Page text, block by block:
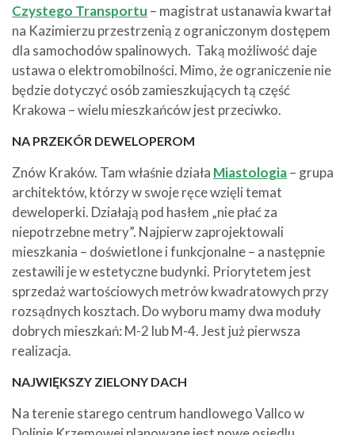
Czystego Transportu – magistrat ustanawia kwartał
na Kazimierzu przestrzenią z ograniczonym dostępem
dla samochodów spalinowych. Taką możliwość daje
ustawa o elektromobilności. Mimo, że ograniczenie nie
będzie dotyczyć osób zamieszkujących tą część
Krakowa – wielu mieszkańców jest przeciwko.
NA PRZEKÓR DEWELOPEROM
Znów Kraków. Tam właśnie działa Miastologia– grupa
architektów, którzy w swoje ręce wzięli temat
deweloperki. Działają pod hasłem „nie płać za
niepotrzebne metry”. Najpierw zaprojektowali
mieszkania – doświetlone i funkcjonalne – a następnie
zestawili je w estetyczne budynki. Priorytetem jest
sprzedaż wartościowych metrów kwadratowych przy
rozsądnych kosztach. Do wyboru mamy dwa moduły
dobrych mieszkań: M-2 lub M-4. Jest już pierwsza
realizacja.
NAJWIĘKSZY ZIELONY DACH
Na terenie starego centrum handlowego Vallco w